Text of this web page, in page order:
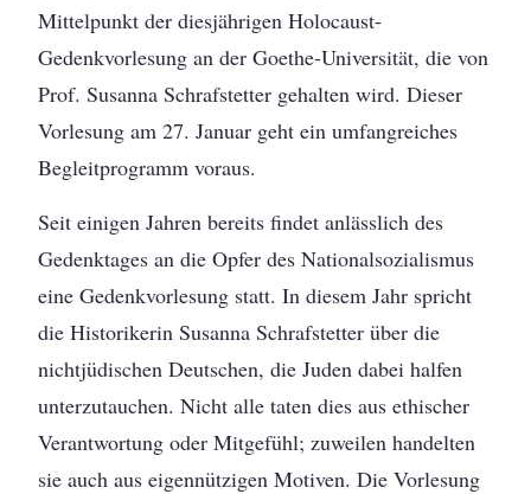
Mittelpunkt der diesjährigen Holocaust-
Gedenkvorlesung an der Goethe-Universität, die von
Prof. Susanna Schrafstetter gehalten wird. Dieser
Vorlesung am 27. Januar geht ein umfangreiches
Begleitprogramm voraus.
Seit einigen Jahren bereits findet anlässlich des
Gedenktages an die Opfer des Nationalsozialismus
eine Gedenkvorlesung statt. In diesem Jahr spricht
die Historikerin Susanna Schrafstetter über die
nichtjüdischen Deutschen, die Juden dabei halfen
unterzutauchen. Nicht alle taten dies aus ethischer
Verantwortung oder Mitgefühl; zuweilen handelten
sie auch aus eigennützigen Motiven. Die Vorlesung